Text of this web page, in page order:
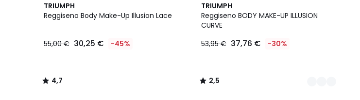
TRIUMPH
Reggiseno Body Make-Up Illusion Lace
55,00 € 30,25 € -45%
4,7
/ 5
4,7
/
TRIUMPH
Reggiseno BODY MAKE-UP ILLUSION
CURVE
53,95 € 37,76 € -30%
2,5
/ 5
3
Colori
2,5
/